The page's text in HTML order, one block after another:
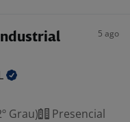
5 ago
Grau) Presencial